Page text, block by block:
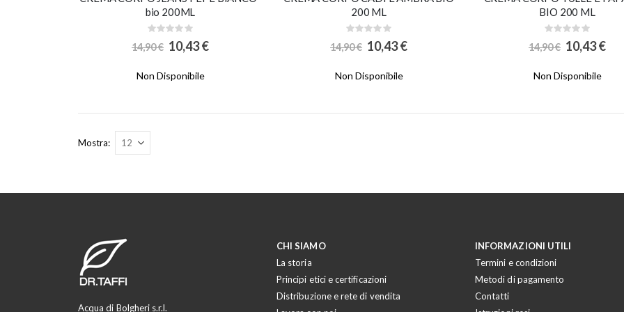
bio 200ML
Rating:
14,90 € Special
Price
10,43 €
Non Disponibile
200 ML
Rating:
14,90 € Special
Price
10,43 €
Non Disponibile
BIO 200 ML
Rating:
14,90 € Special
Price
10,43 €
Non Disponibile
Mostra
Acqua di Bolgheri s.r.l.
CHI SIAMO
La storia
Principi etici e certificazioni
Distribuzione e rete di vendita
INFORMAZIONI UTILI
Termini e condizioni
Metodi di pagamento
Contatti